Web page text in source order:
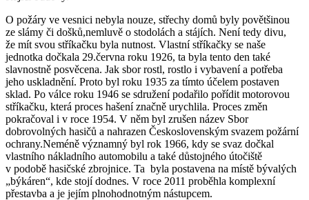
O požáry ve vesnici nebyla nouze, střechy domů byly povětšinou
ze slámy či došků,nemluvě o stodolách a stájích. Není tedy divu,
že mít svou stříkačku byla nutnost. Vlastní stříkačky se naše
jednotka dočkala 29.června roku 1926, ta byla tento den také
slavnostně posvěcena. Jak sbor rostl, rostlo i vybavení a potřeba
jeho uskladnění. Proto byl roku 1935 za tímto účelem postaven
sklad. Po válce roku 1946 se sdružení podařilo pořídit motorovou
stříkačku, která proces hašení značně urychlila. Proces změn
pokračoval i v roce 1954. V něm byl zrušen název Sbor
dobrovolných hasičů a nahrazen Československým svazem požární
ochrany.Neméně významný byl rok 1966, kdy se svaz dočkal
vlastního nákladního automobilu a také důstojného útočiště
v podobě hasičské zbrojnice. Ta byla postavena na místě bývalých
„býkáren“, kde stojí dodnes. V roce 2011 proběhla komplexní
přestavba a je jejím plnohodnotným nástupcem.